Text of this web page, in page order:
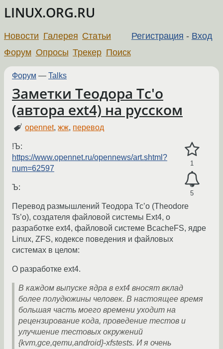
LINUX.ORG.RU
Регистрация - Вход
Новости Галерея Статьи
Форум Опросы Трекер Поиск
Форум — Talks
Заметки Теодора Тс'о
(автора ext4) на русском
opennet,жж, перевод
1
5
!Ъ:
https://www.opennet.ru/opennews/art.shtml?
num=62597
Ъ:
Перевод размышлений Теодора Тс’о (Theodore
Ts’o), создателя файловой системы Ext4, о
разработке ext4, файловой системе BcacheFS, ядре
Linux, ZFS, кодексе поведения и файловых
системах в целом:
О разработке ext4.
В каждом выпуске ядра в ext4 вносят вклад
более полудюжины человек. В настоящее время
большая часть моего времени уходит на
рецензирование кода, проведение тестов и
улучшение тестовых окружений
{kvm,gce,qemu,android}-xfstests. И я очень